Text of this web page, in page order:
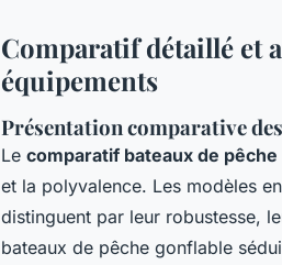
Comparatif détaillé et
équipements
Présentation comparative
Le comparatif bateaux de pêche
et la polyvalence. Les modèles
distinguent par leur robustesse,
bateaux de pêche gonflable